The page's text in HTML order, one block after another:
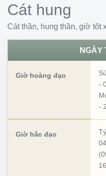
Cát hung
Cát thần, hung thần, giờ tốt
NGÀY
Giờ hoàng đạo
-
-
Giờ hắc đạo